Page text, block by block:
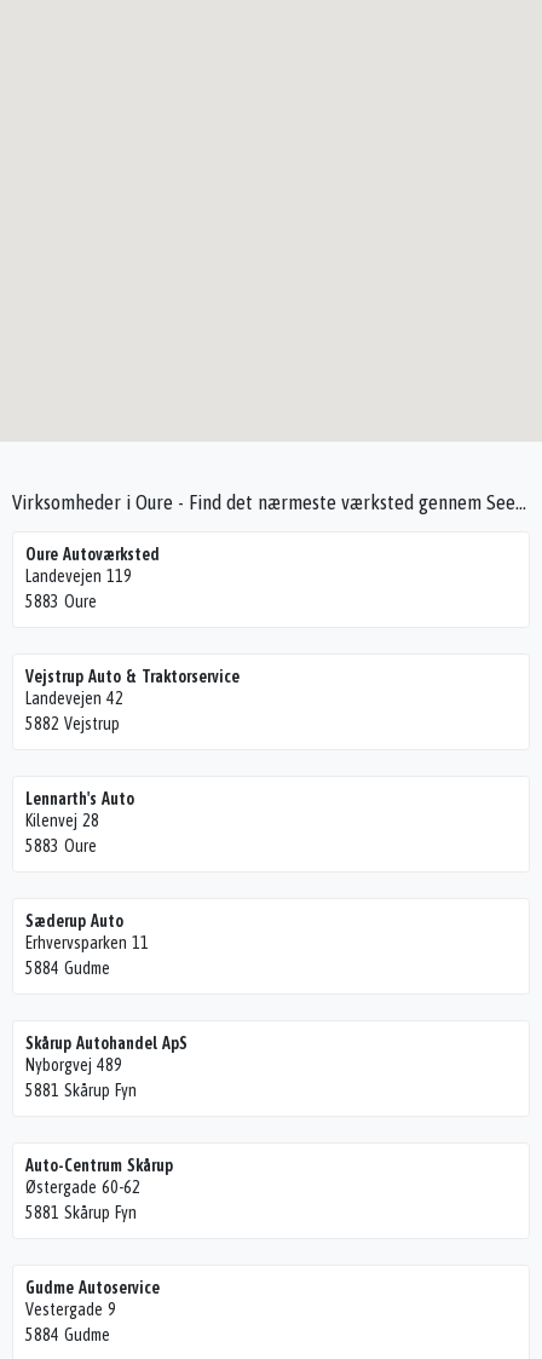
Virksomheder i Oure - Find det nærmeste værksted gennem Seek4Cars
Oure Autoværksted
Landevejen 119
5883 Oure
Vejstrup Auto & Traktorservice
Landevejen 42
5882 Vejstrup
Lennarth's Auto
Kilenvej 28
5883 Oure
Sæderup Auto
Erhvervsparken 11
5884 Gudme
Skårup Autohandel ApS
Nyborgvej 489
5881 Skårup Fyn
Auto-Centrum Skårup
Østergade 60-62
5881 Skårup Fyn
Gudme Autoservice
Vestergade 9
5884 Gudme